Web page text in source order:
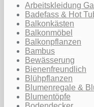
Arbeitskleidung
Badefass & Hot
Balkonkästen
Balkonmöbel
Balkonpflanzen
Bambus
Bewässerung
Bienenfreundlich
Blühpflanzen
Blumenregale &
Blumentöpfe